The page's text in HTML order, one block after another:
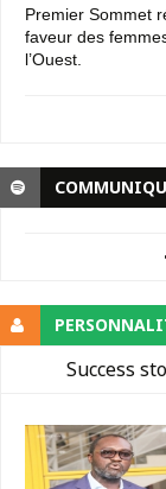
Premier Sommet
faveur des
l’Ouest.
Success